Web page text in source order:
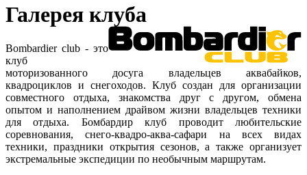
Галерея клуба
Bombardier club - это
клуб
моторизованного досуга владельцев аквабайков,
квадроциклов и снегоходов. Клуб создан для организации
совместного отдыха, знакомства друг с другом, обмена
опытом и наполнением драйвом жизни владельцев техники
для отдыха. Бомбардир клуб проводит любительские
соревнования, снего-квадро-аква-сафари на всех видах
техники, праздники открытия сезонов, а также организует
экстремальные экспедиции по необычным маршрутам.